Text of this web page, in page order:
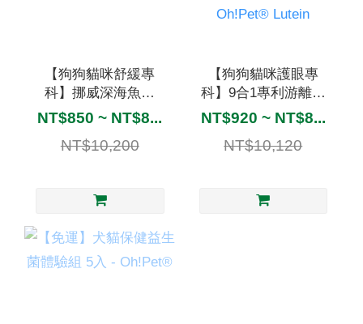
【狗狗貓咪舒緩專
科】挪威深海魚油
94%高EPA寵物魚油 -
Oh!Pet® Omega-3
Boost
NT$850 ~ NT$8...
NT$10,200
【狗狗貓咪護眼專
科】9合1專利游離型
葉黃素, 枸杞, 蝦紅素,
山桑子&黑豆C3G花青
素 - Oh!Pet® Lutein
NT$920 ~ NT$8...
NT$10,120